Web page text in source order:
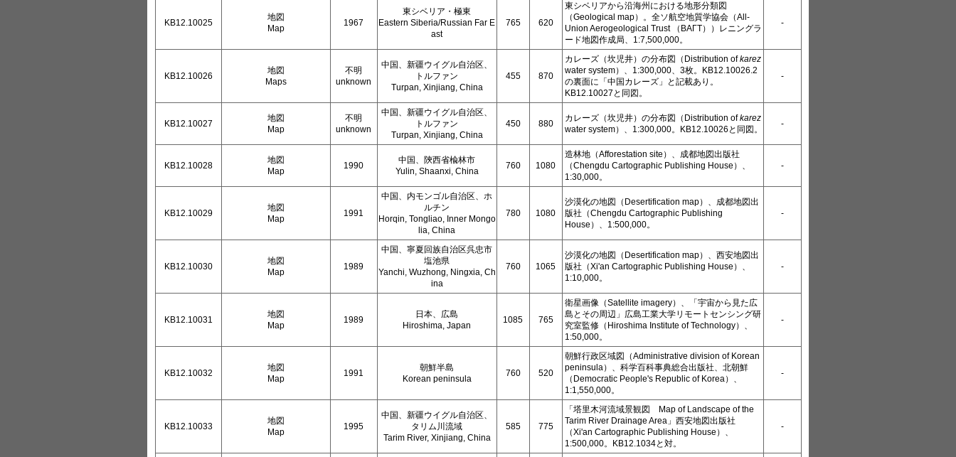
KB12.10025
地図
Map
1967
東シベリア・極東
Eastern Siberia/Russian Far E
ast
765 620
東シベリアから沿海州における地形分類図
（Geological map）。全ソ航空地質学協会（All-
Union Aerogeological Trust （ВАГТ））レニングラ
ード地図作成局、1:7,500,000。
-
KB12.10026
地図
Maps
不明
unknown
中国、新疆ウイグル自治区、
トルファン
Turpan, Xinjiang, China
455 870
カレーズ（坎児井）の分布図（Distribution ofkarez
water system）、1:300,000、3枚。KB12.10026.2
の裏面に「中国カレーズ」と記載あり。
KB12.10027と同図。
-
KB12.10027
地図
Map
不明
unknown
中国、新疆ウイグル自治区、
トルファン
Turpan, Xinjiang, China
450 880
カレーズ（坎児井）の分布図（Distribution ofkarez
water system）、1:300,000。KB12.10026と同図。
-
KB12.10028
地図
Map
1990
中国、陝西省楡林市
Yulin, Shaanxi, China
760 1080
造林地（Afforestation site）、成都地図出版社
（Chengdu Cartographic Publishing House）、
1:30,000。
-
KB12.10029
地図
Map
1991
中国、内モンゴル自治区、ホ
ルチン
Horqin, Tongliao, Inner Mongo
lia, China
780 1080
沙漠化の地図（Desertification map）、成都地図出
版社（Chengdu Cartographic Publishing
House）、1:500,000。
-
KB12.10030
地図
Map
1989
中国、寧夏回族自治区呉忠市
塩池県
Yanchi, Wuzhong, Ningxia, Ch
ina
760 1065
沙漠化の地図（Desertification map）、西安地図出
版社（Xi'an Cartographic Publishing House）、
1:10,000。
-
KB12.10031
地図
Map
1989
日本、広島
Hiroshima, Japan
1085 765
衛星画像（Satellite imagery）、「宇宙から見た広
島とその周辺」広島工業大学リモートセンシング研
究室監修（Hiroshima Institute of Technology）、
1:50,000。
-
KB12.10032
地図
Map
1991
朝鮮半島
Korean peninsula
760 520
朝鮮行政区域図（Administrative division of Korean
peninsula）、科学百科事典総合出版社、北朝鮮
（Democratic People's Republic of Korea）、
1:1,550,000。
-
KB12.10033
地図
Map
1995
中国、新疆ウイグル自治区、
タリム川流域
Tarim River, Xinjiang, China
585 775
「塔里木河流域景観図 Map of Landscape of the
Tarim River Drainage Area」西安地図出版社
（Xi'an Cartographic Publishing House）、
1:500,000。KB12.1034と対。
-